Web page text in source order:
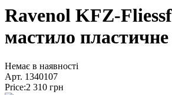
Ravenol KFZ-
мастило
Немає в наявності
Арт. 1340107
Price:2 310 грн